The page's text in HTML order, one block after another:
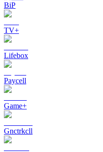
BiP
TV+
Lifebox
Paycell
Game+
Gnctrkcll